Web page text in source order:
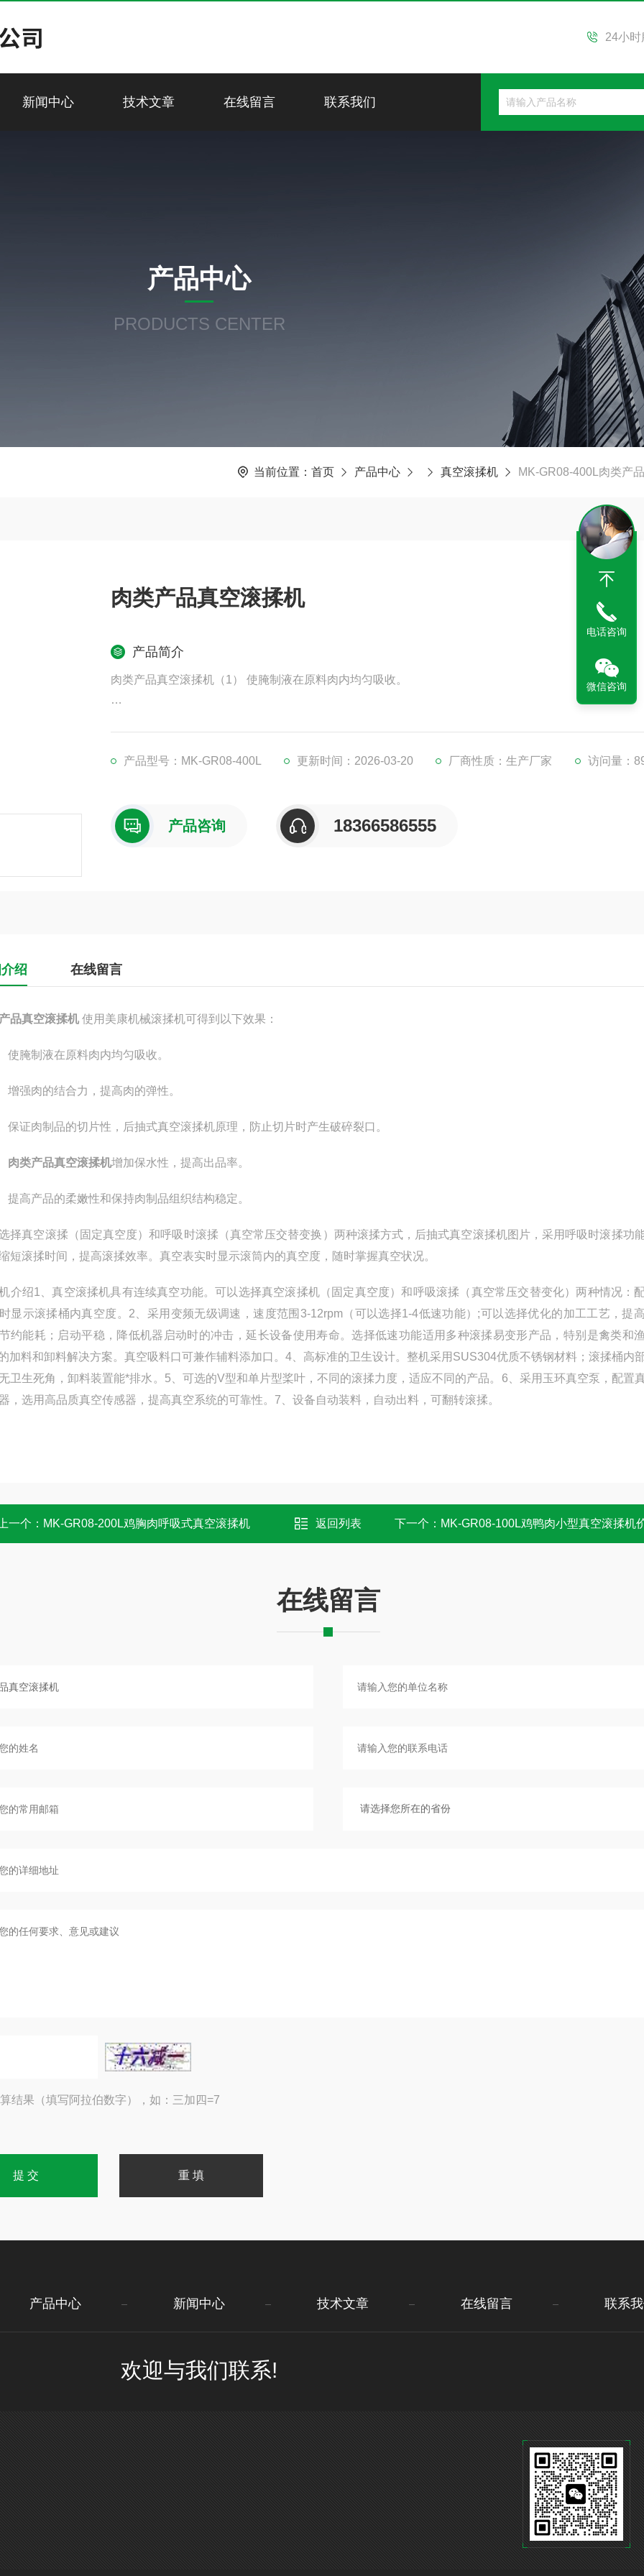
24小
新闻中心 技术文章 在线留言 联系我们
产品中心
PRODUCTS CENTER
当前位置： 首页 产品中心 真空滚揉机 MK-GR08-400L肉类产
肉类产品真空滚揉机
产品简介
肉类产品真空滚揉机（1） 使腌制液在原料肉内均匀吸收。
（3） 保证肉制品的切片性，后抽式真空滚揉机原理，防止切片时产生破碎裂口。
（5） 提高产品的柔嫩性和保持肉制品组织结构稳定。
产品型号：MK-GR08-400L 更新时间：2026-03-20 厂商性质：生产厂家 访问量：
产品咨询 18366586555
绍 在线留言
品真空滚揉机 使用 美康机械滚揉机可得到以下效果：
使腌制液在原料肉内均匀吸收。
增强肉的结合力，提高肉的弹性。
保证肉制品的切片性，后抽式真空滚揉机原理，防止切片时产生破碎裂口。
肉类产品真空滚揉机增加保水性，提高出品率。
提高产品的柔嫩性和保持肉制品组织结构稳定。
择真空滚揉（固定真空度）和呼吸时滚揉（真空常压交替变换）两种滚揉方式，后抽式真空滚揉机图片，采用呼吸时滚揉功
短滚揉时间，提高滚揉效率。真空表实时显示滚筒内的真空度，随时掌握真空状况。
介绍1、真空滚揉机具有连续真空功能。可以选择真空滚揉机（固定真空度）和呼吸滚揉（真空常压交替变化）两种情况：
显示滚揉桶内真空度。2、采用变频无级调速，速度范围3-12rpm（可以选择1-4低速功能）;可以选择优化的加工工艺，提
约能耗；启动平稳，降低机器启动时的冲击，延长设备使用寿命。选择低速功能适用多种滚揉易变形产品 ，特别是禽类和
加料和卸料解决方案。真空吸料口可兼作辅料添加口。4、 高标准的卫生设计。整机采用SUS304优质不锈钢材料；滚揉桶内
卫生死角，卸料装置能*排水。5、可选的V型和单片型桨叶，不同的滚揉力度，适应不同的产品。6、采用玉环真空泵，配置
，选用高品质真空传感器，提高真空系统的可靠性。7、设备自动装料，自动出料，可翻转滚揉。
一个： MK-GR08-200L鸡胸肉呼吸式真空滚揉机 返回列表 下一个： MK-GR08-100L鸡鸭肉小型真空滚揉机
在线留言
结果（填写阿拉伯数字），如：三加四=7
产品中心 新闻中心 技术文章 在线留言 联系
欢迎与我们联系!
电话咨询
微信咨询